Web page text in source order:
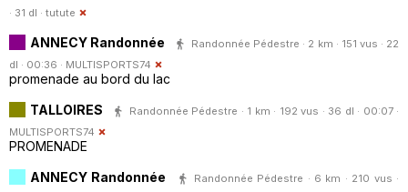
· 31 dl · tutute
ANNECY Randonnée
Randonnée Pédestre · 2 km · 151 vus · 22
dl · 00:36 · MULTISPORTS74
promenade au bord du lac
TALLOIRES
Randonnée Pédestre · 1 km · 192 vus · 36 dl · 00:07 ·
MULTISPORTS74
PROMENADE
ANNECY Randonnée
Randonnée Pédestre · 6 km · 210 vus ·